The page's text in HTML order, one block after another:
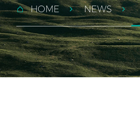
HOME NEWS